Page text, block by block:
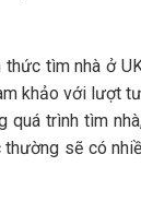
tìm nhà ở
khảo với lượt
quá trình tìm
sẽ có